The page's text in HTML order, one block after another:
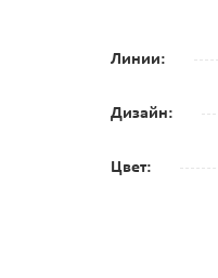
Линии:
Дизайн:
Цвет: